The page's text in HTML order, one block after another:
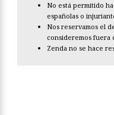
No está permitido
españolas o
Nos reservamos el
consideremos fuera
Zenda no se hace